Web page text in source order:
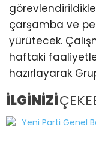
çarşamba ve
yürütecek.
haftaki
hazırlayarak
İLGİNİZİ